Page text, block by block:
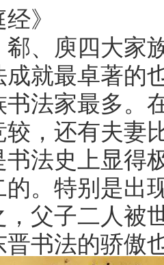
》
、庾四大家
就最卓著的
法家最多。
，还有夫妻
法史上显得
。特别是出
父子二人被
书法的骄傲